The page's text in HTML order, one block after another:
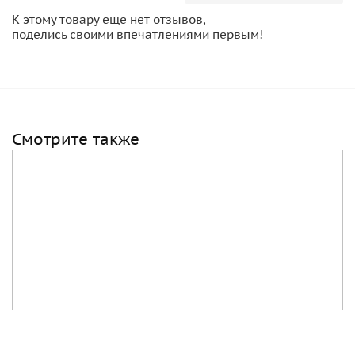
К этому товару еще нет отзывов,
поделись своими впечатлениями первым!
Смотрите также